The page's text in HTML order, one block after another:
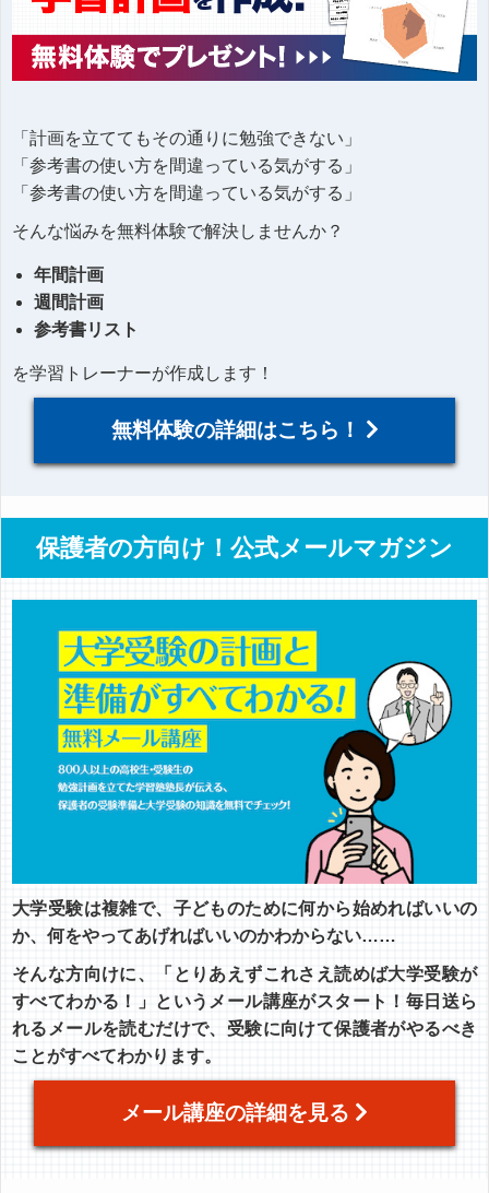
「計画を立ててもその通りに勉強できない」
「参考書の使い方を間違っている気がする」
「参考書の使い方を間違っている気がする」
そんな悩みを無料体験で解決しませんか？
年間計画
週間計画
参考書リスト
を学習トレーナーが作成します！
無料体験の詳細はこちら！
保護者の方向け！公式メールマガジン
大学受験は複雑で、子どものために何から始めればいいの
か、何をやってあげればいいのかわからない……
そんな方向けに、「とりあえずこれさえ読めば大学受験が
すべてわかる！」というメール講座がスタート！毎日送ら
れるメールを読むだけで、受験に向けて保護者がやるべき
ことがすべてわかります。
メール講座の詳細を見る